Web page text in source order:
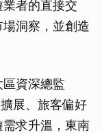
者的直接交
洞察，並創造
資深總監
展、旅客偏好
求升溫，東南